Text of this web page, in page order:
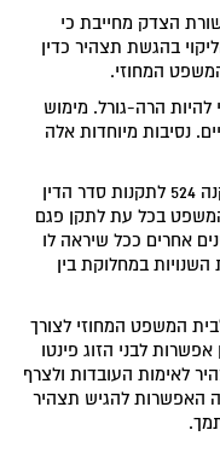
הצדק מחייבת כי
בהגשת תצהיר כדין
המחוזי.
להיות הרה-גורל. מימוש
נסיבות מיוחדות אלה
פתרון זה עולה בקנה אחד עם רוחה של תקנה 524 לתקנות סדר הדין
את בית המשפט בכל עת לתקן פגם
אחרים ככל שיראה לו
במחלוקת בין
המשפט המחוזי לצורך
לבני הזוג פינטו
לאימות העובדות ולצרף
האפשרות להגיש תצהיר